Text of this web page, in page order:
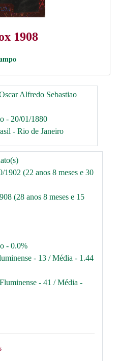
1908
Alfredo Sebastiao
- 20/01/1880
- Rio de Janeiro
(22 anos 8 meses e 30
(28 anos 8 meses e 15
- 0.0%
- 13 / Média - 1.44
- 41 / Média -